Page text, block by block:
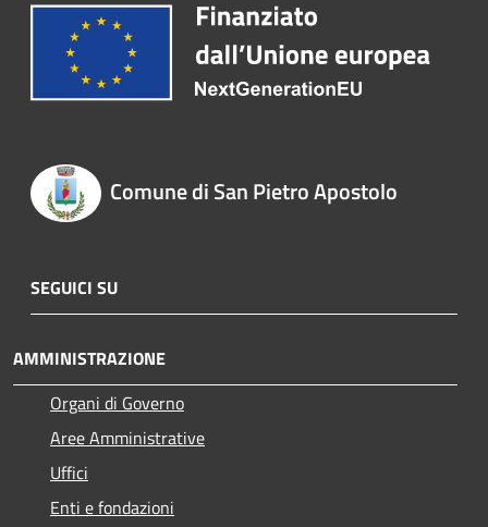
Comune di San Pietro Apostolo
SEGUICI SU
AMMINISTRAZIONE
Organi di Governo
Aree Amministrative
Uffici
Enti e fondazioni